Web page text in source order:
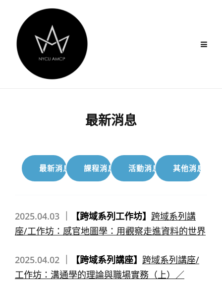
content
最新消息
最新消息 課程消息 活動消息 其他消息
2025.04.03 ｜ 【跨域系列工作坊】 跨域系列講
座/工作坊：感官地圖學：用觀察走進資料的世界
2025.04.02 ｜ 【跨域系列講座】 跨域系列講座/
工作坊：溝通學的理論與職場實務（上）／